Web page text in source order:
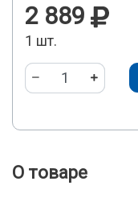
2 889
1 шт.
О товаре